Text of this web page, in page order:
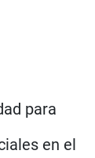
para
en el